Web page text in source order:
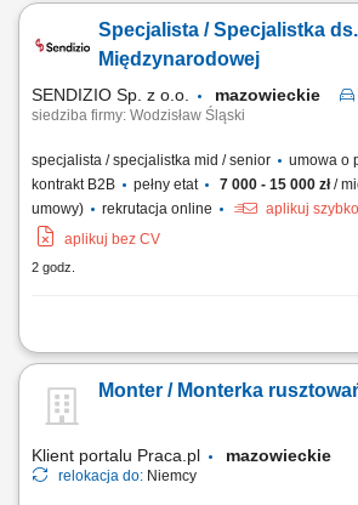
niepełnosprawnościami w ich miejscu
wykonywaniu codziennych czynności, takich jak
Specjalista / Specjalistka
Międzynarodowej
SENDIZIO Sp. z o.o. mazowieckie
siedziba firmy: Wodzisław Śląski
specjalista / specjalistka mid / senior
umowa o
kontrakt B2B
pełny etat 7 000 - 15 000 zł/
umowy)
rekrutacja online
aplikuj szybko
aplikuj bez CV
2 godz.
Opis stanowiska: organizacja i kontrola
warunków przewozu, monitorowanie przebiegu
dostaw, prowadzenie dokumentacji i
Monter / Monterka
Klient portalu Praca.pl mazowieckie
relokacja do: Niemcy